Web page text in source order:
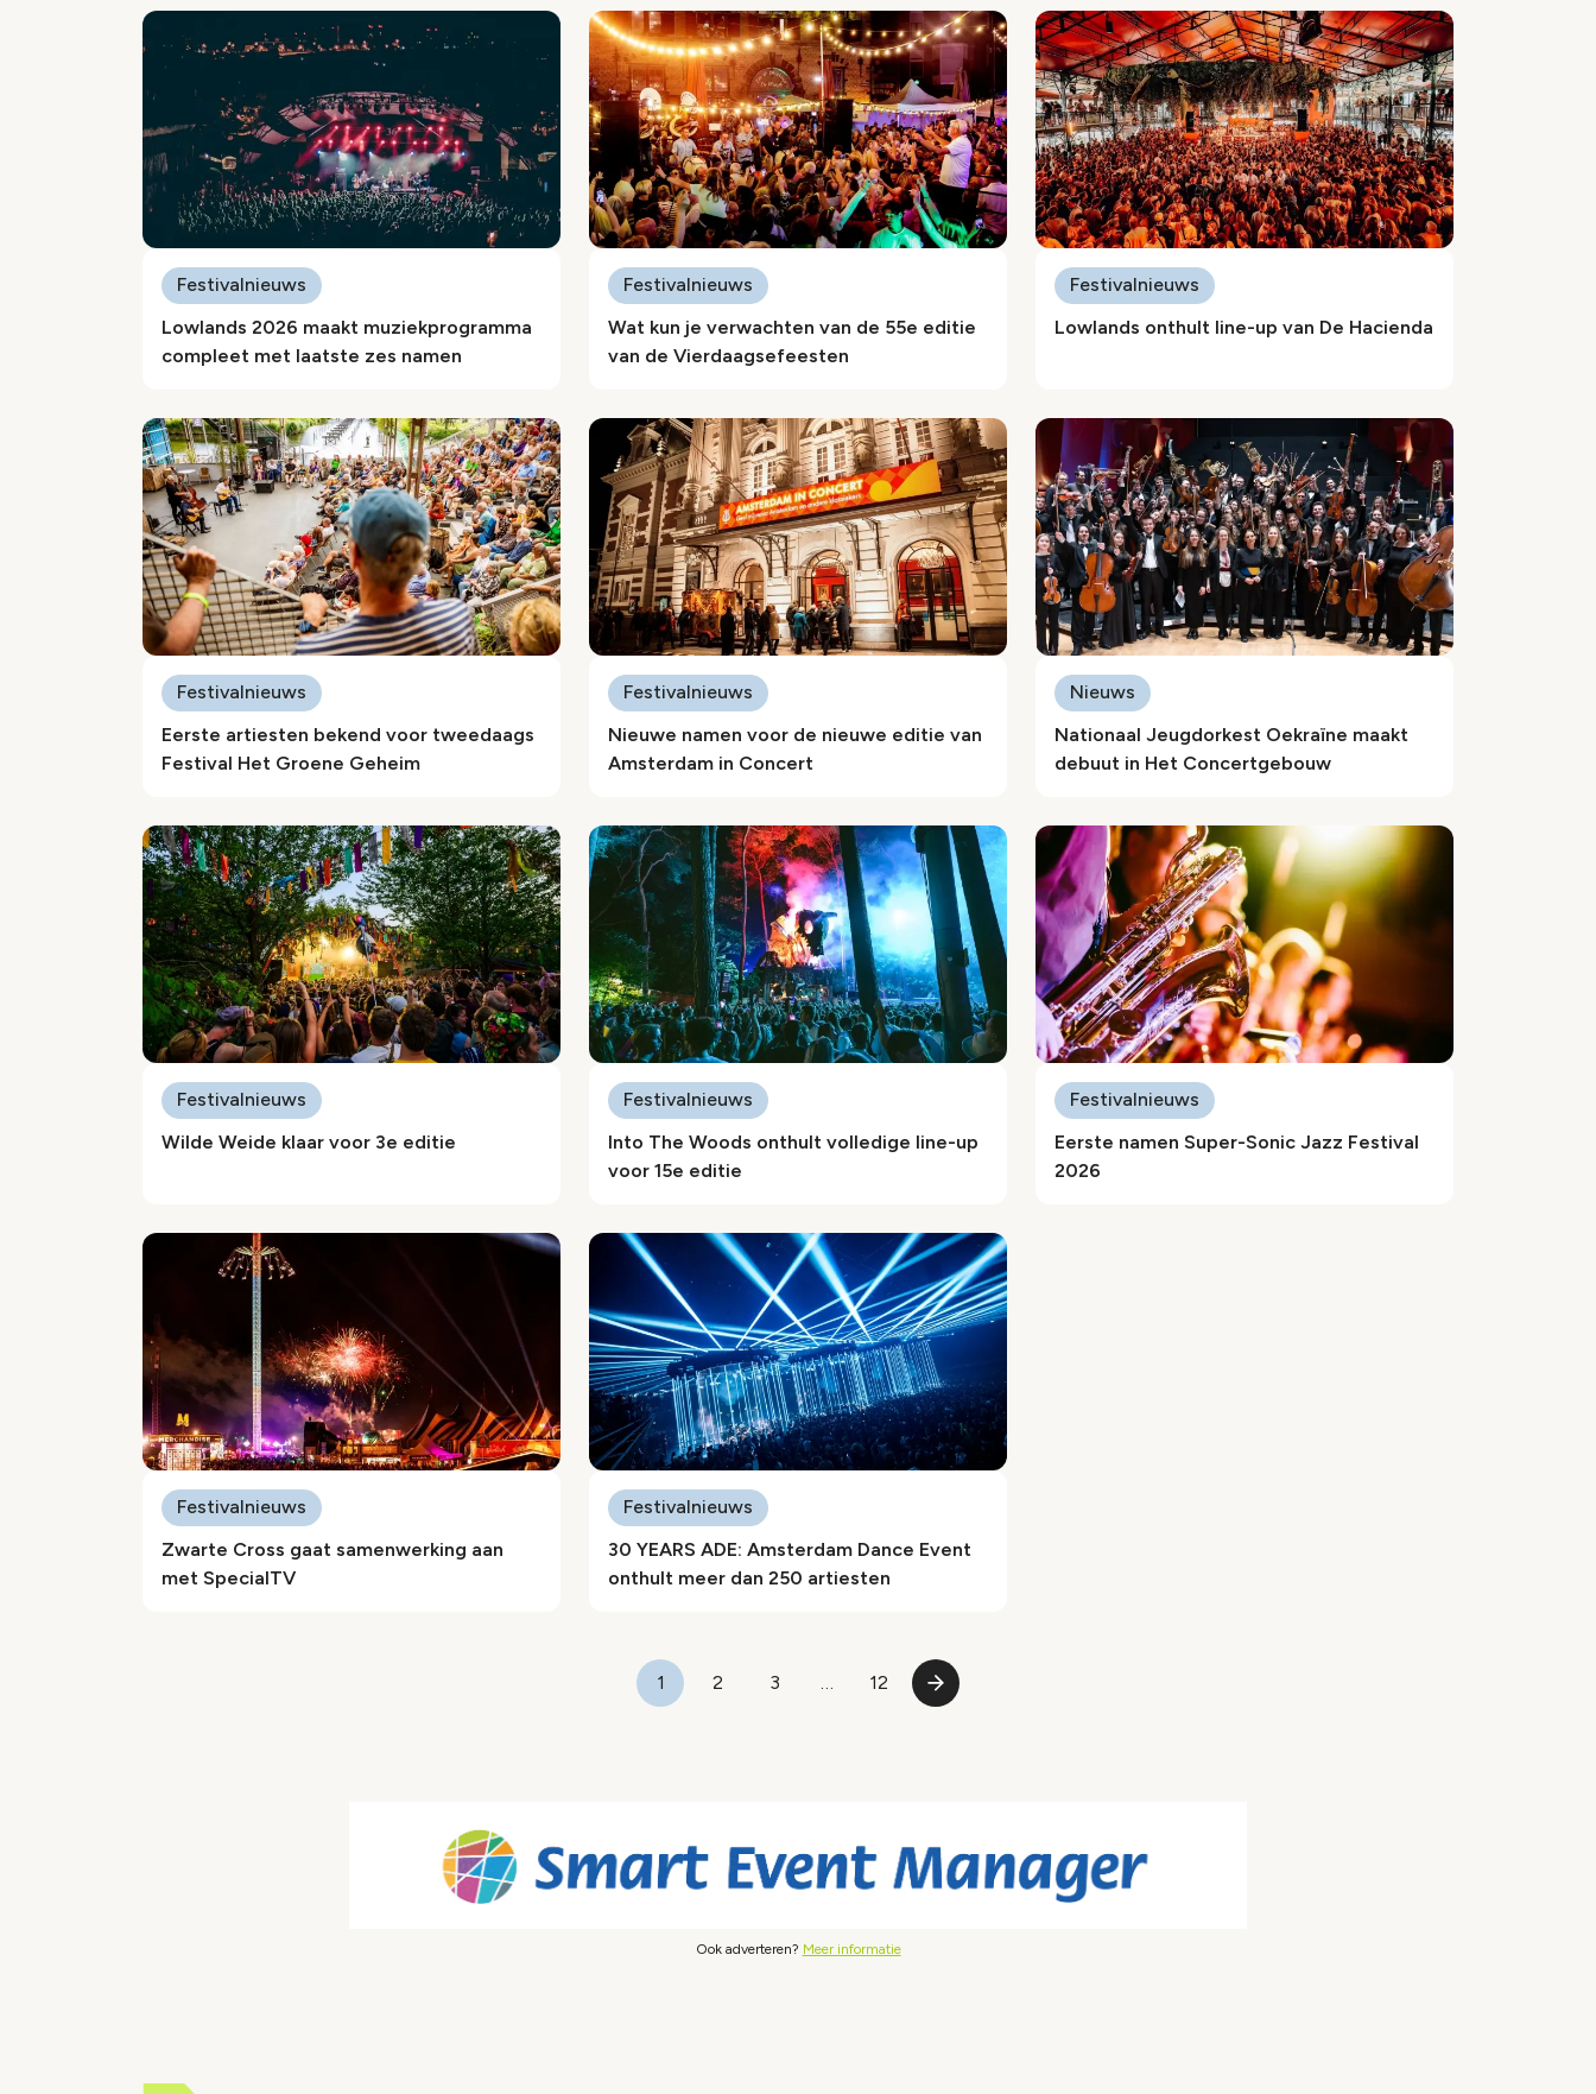
Lowlands 2026 maakt muziekprogramma
compleet met laatste zes namen
Festivalnieuws
Wat kun je verwachten van de 55e editie
van de Vierdaagsefeesten
Festivalnieuws
Lowlands onthult line-up van De Hacienda
Festivalnieuws
Eerste artiesten bekend voor tweedaags
Festival Het Groene Geheim
Festivalnieuws
Nieuwe namen voor de nieuwe editie van
Amsterdam in Concert
Festivalnieuws
Nationaal Jeugdorkest Oekraïne maakt
debuut in Het Concertgebouw
Nieuws
Wilde Weide klaar voor 3e editie
Festivalnieuws
Into The Woods onthult volledige line-up
voor 15e editie
Festivalnieuws
Eerste namen Super-Sonic Jazz Festival
2026
Festivalnieuws
Zwarte Cross gaat samenwerking aan
met SpecialTV
Festivalnieuws
30 YEARS ADE: Amsterdam Dance Event
onthult meer dan 250 artiesten
Festivalnieuws
Pagina
1
Pagina
2
Pagina
3 …
Laatste
12
Volgende
Ook adverteren? Meer informatie